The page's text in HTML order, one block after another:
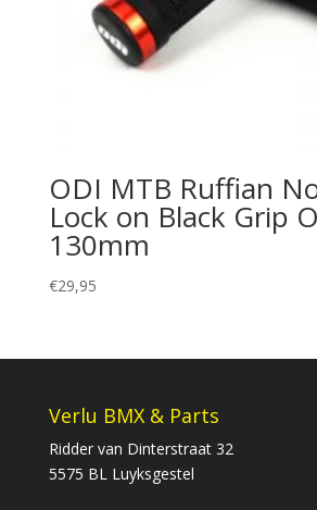
ODI MTB Ruffian
Lock on Black Grip
130mm
€29,95
Verlu BMX & Parts
Ridder van Dinterstraat 32
5575 BL Luyksgestel